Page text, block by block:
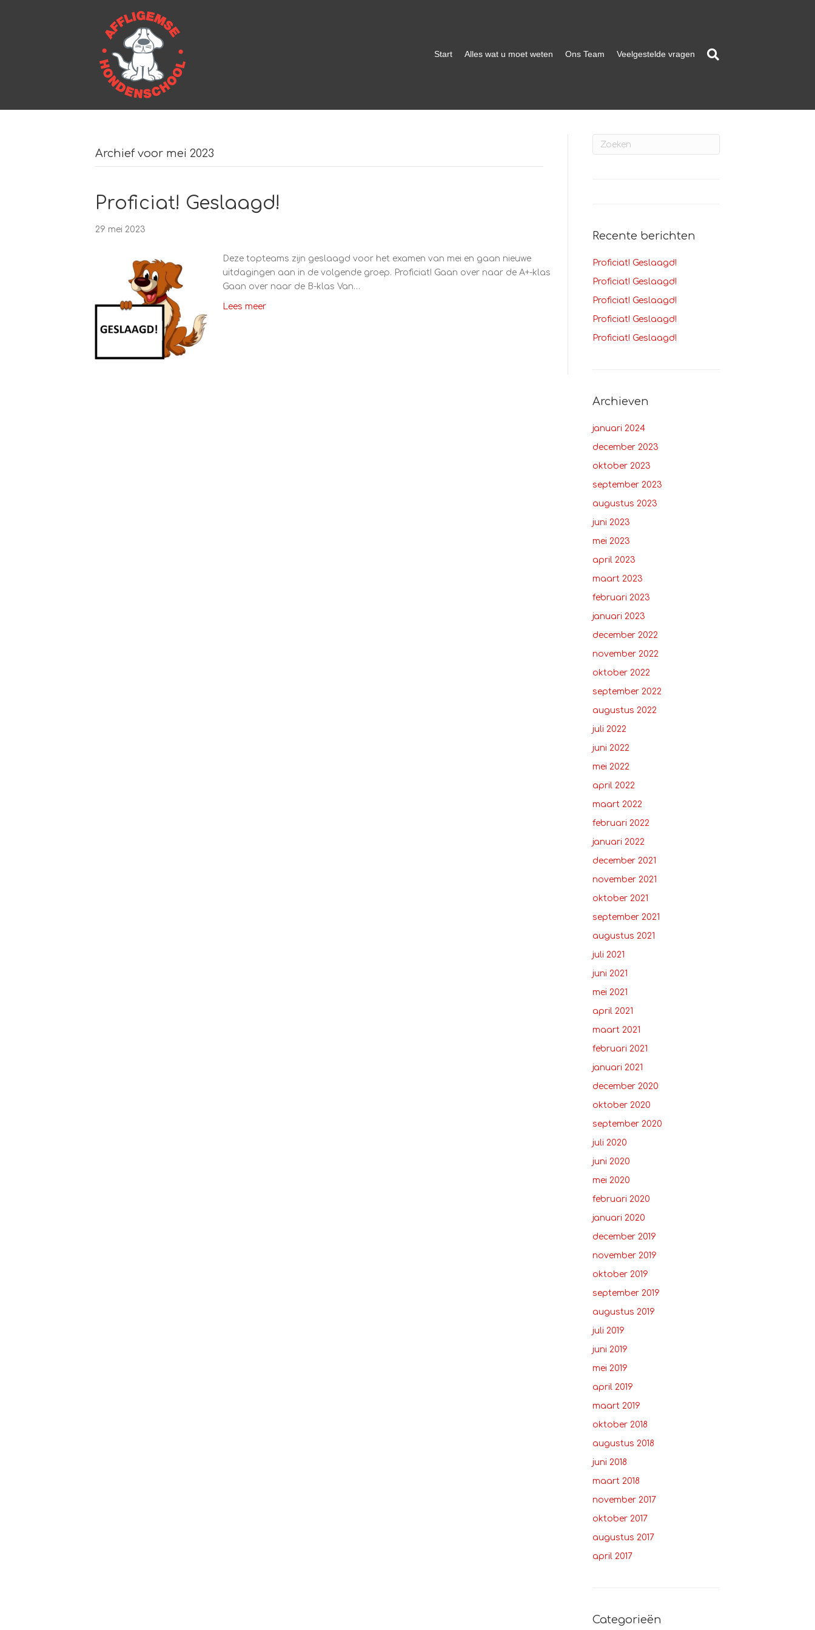
Start Alles wat u moet weten Ons Team Veelgestelde vragen
Archief voor mei 2023
Proficiat! Geslaagd!
29 mei 2023
Deze topteams zijn geslaagd voor het examen van mei en gaan nieuwe
uitdagingen aan in de volgende groep. Proficiat! Gaan over naar de A+-klas
Gaan over naar de B-klas Van…
Lees meer
Recente berichten
Proficiat! Geslaagd!
Proficiat! Geslaagd!
Proficiat! Geslaagd!
Proficiat! Geslaagd!
Proficiat! Geslaagd!
Archieven
januari 2024
december 2023
oktober 2023
september 2023
augustus 2023
juni 2023
mei 2023
april 2023
maart 2023
februari 2023
januari 2023
december 2022
november 2022
oktober 2022
september 2022
augustus 2022
juli 2022
juni 2022
mei 2022
april 2022
maart 2022
februari 2022
januari 2022
december 2021
november 2021
oktober 2021
september 2021
augustus 2021
juli 2021
juni 2021
mei 2021
april 2021
maart 2021
februari 2021
januari 2021
december 2020
oktober 2020
september 2020
juli 2020
juni 2020
mei 2020
februari 2020
januari 2020
december 2019
november 2019
oktober 2019
september 2019
augustus 2019
juli 2019
juni 2019
mei 2019
april 2019
maart 2019
oktober 2018
augustus 2018
juni 2018
maart 2018
november 2017
oktober 2017
augustus 2017
april 2017
Categorieën